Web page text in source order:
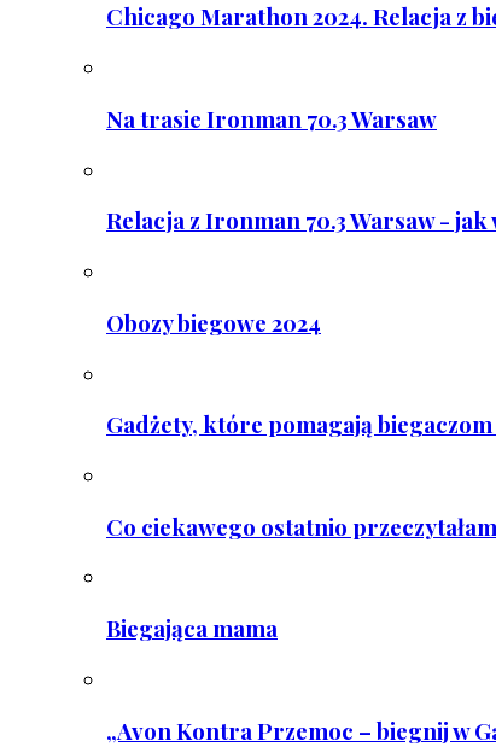
Chicago Marathon 2024. Relacja z
Na trasie Ironman 70.3 Warsaw
Relacja z Ironman 70.3 Warsaw -
Obozy biegowe 2024
Gadżety, które pomagają
Co ciekawego ostatnio
Biegająca mama
„Avon Kontra Przemoc – biegnij w